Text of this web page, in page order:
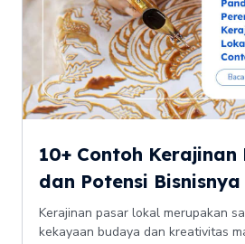
10+ Contoh
dan Potensi Bisnisnya
Kerajinan pasar lokal merupakan
kekayaan budaya dan kreativitas